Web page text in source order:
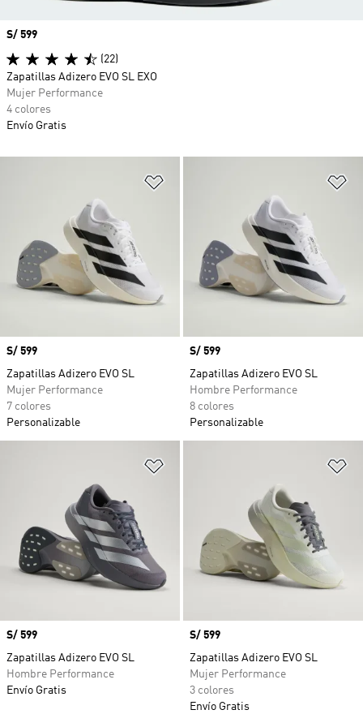
Precio
S/ 599
Zapatillas Adizero EVO SL
Mujer Performance
7 colores
Personalizable
Precio
S/ 599
Zapatillas Adizero EVO SL
Hombre Performance
8 colores
Personalizable
Precio
S/ 599
Zapatillas Adizero EVO SL
Hombre Performance
Envío Gratis
Precio
S/ 599
Zapatillas Adizero EVO SL
Mujer Performance
3 colores
Envío Gratis
Precio
S/ 599
(22)
Zapatillas Adizero EVO SL EXO
Mujer Performance
4 colores
Envío Gratis